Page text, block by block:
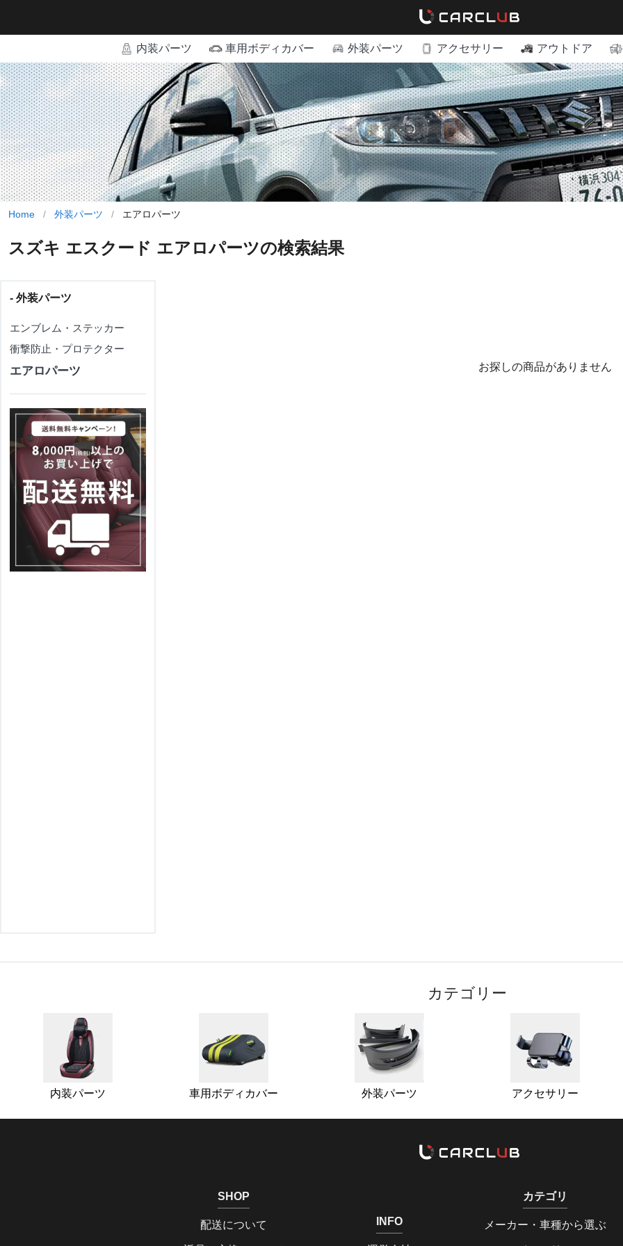
内装パーツ 車用ボディカバー 外装パーツ アクセサリー アウトドア
Home / 外装パーツ / エアロパーツ
スズキ エスクード エアロパーツの検索結果
- 外装パーツ
エンブレム・ステッカー
衝撃防止・プロテクター
エアロパーツ お探しの商品がありません
カテゴリー
内装パーツ 車用ボディカバー 外装パーツ アクセサリー
SHOP
配送について INFO
カテゴリ
メーカー・車種から選ぶ